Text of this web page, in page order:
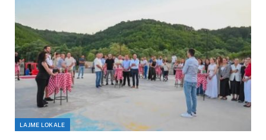
LAJME LOKALE